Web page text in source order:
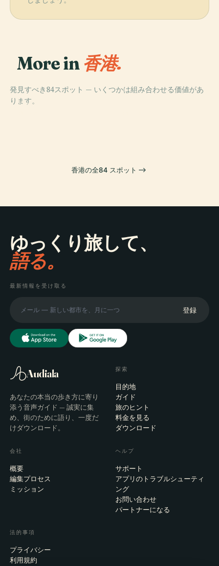
More in 香港.
発見すべき84スポット — いくつかは組み合わせる価値があ
ります。
PLACE
PLACE
香港の全84 スポット
ゆっくり旅して、
語る。
最新情報を受け取る
登録
Audiala
あなたの本当の歩き方に寄り
添う音声ガイド — 誠実に集
め、街のために語り、一度だ
けダウンロード。
探索
目的地
ガイド
旅のヒント
料金を見る
ダウンロード
会社
概要
編集プロセス
ミッション
ヘルプ
サポート
アプリのトラブルシューティ
ング
お問い合わせ
パートナーになる
法的事項
プライバシー
利用規約